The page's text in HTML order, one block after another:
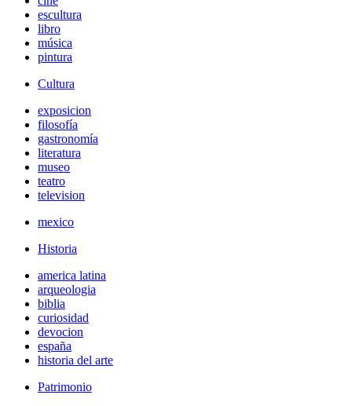
escultura
libro
música
pintura
Cultura
exposicion
filosofía
gastronomía
literatura
museo
teatro
television
mexico
Historia
america latina
arqueologia
biblia
curiosidad
devocion
españa
historia del arte
Patrimonio